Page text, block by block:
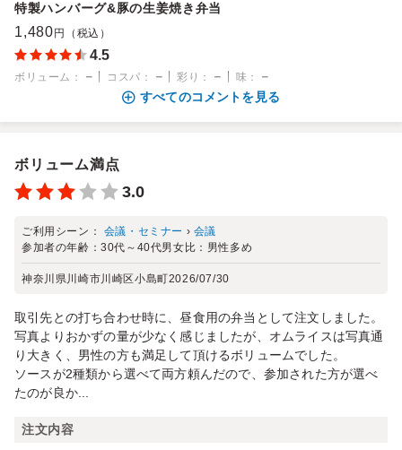
特製ハンバーグ&豚の生姜焼き弁当
1,480 円（税込）
4.5
ボリューム ： － コスパ ： － 彩り ： － 味 ：
－
すべてのコメントを見る
ボリューム満点
3.0
ご利用シーン： 会議・セミナー › 会議
参加者の年齢：30代～40代男女比： 男性多め
神奈川県川崎市川崎区小島町2026/07/30
取引先との打ち合わせ時に、昼食用の弁当として注文しました。
写真よりおかずの量が少なく感じましたが、オムライスは写真通
り大きく、男性の方も満足して頂けるボリュームでした。
ソースが2種類から選べて両方頼んだので、参加された方が選べ
たのが良か...
注文内容